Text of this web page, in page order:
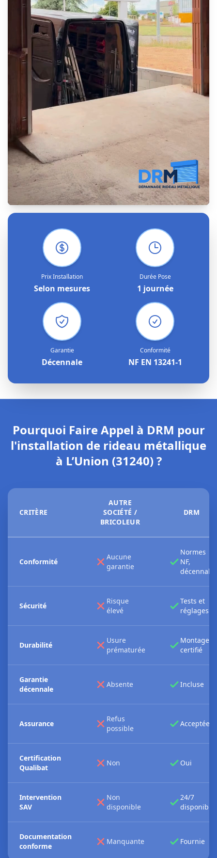
Prix Installation
Selon mesures
Durée Pose
1 journée
Garantie
Décennale
Conformité
NF EN 13241-1
Pourquoi Faire Appel à DRM pour
l'installation de rideau métallique
à L’Union (31240) ?
CRITÈRE
AUTRE
SOCIÉTÉ /
BRICOLEUR
DRM
Conformité
Aucune
garantie
Normes
NF,
décennale
Sécurité
Risque
élevé
Tests et
réglages
Durabilité
Usure
prématurée
Montage
certifié
Garantie
décennale
Absente Incluse
Assurance
Refus
possible
Acceptée
Certification
Qualibat
Non Oui
Intervention
SAV
Non
disponible
24/7
disponible
Documentation
conforme
Manquante Fournie